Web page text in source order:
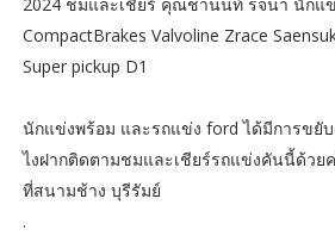
CompactBrakes Valvoline Zrace
Super pickup D1
นักแข่งพร้อม และรถแข่ง ford ได้มีการขยับ
ไงฝากติดตามชมและเชียร์รถแข่งคันนี้ด้วย
ที่สนามช้าง บุรีรัมย์
.